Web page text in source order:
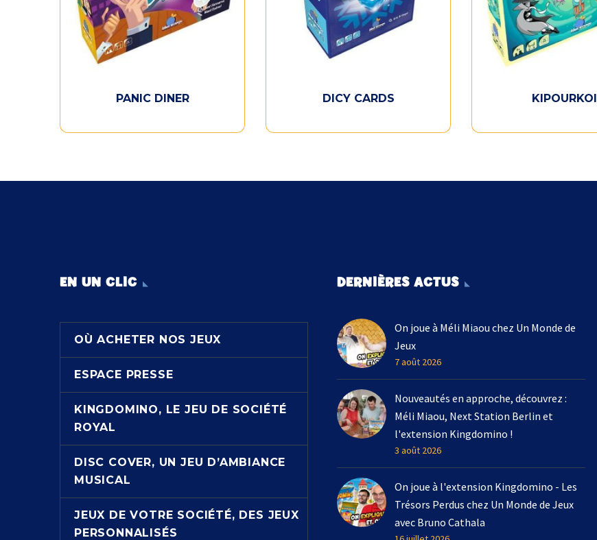
PANIC DINER DICY CARDS KIPOURKOI
EN UN CLIC
OÙ ACHETER NOS JEUX
ESPACE PRESSE
KINGDOMINO, LE JEU DE SOCIÉTÉ
ROYAL
DISC COVER, UN JEU D’AMBIANCE
MUSICAL
JEUX DE VOTRE SOCIÉTÉ, DES JEUX
PERSONNALISÉS
DERNIÈRES ACTUS
On joue à Méli Miaou chez Un Monde de
Jeux
7 août 2026
Nouveautés en approche, découvrez :
Méli Miaou, Next Station Berlin et
l'extension Kingdomino !
3 août 2026
On joue à l'extension Kingdomino - Les
Trésors Perdus chez Un Monde de Jeux
avec Bruno Cathala